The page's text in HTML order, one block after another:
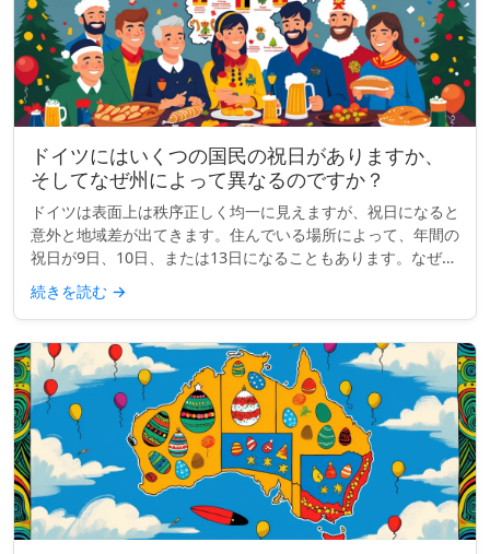
ドイツにはいくつの国民の祝日がありますか、
そしてなぜ州によって異なるのですか？
ドイツは表面上は秩序正しく均一に見えますが、祝日になると
意外と地域差が出てきます。住んでいる場所によって、年間の
祝日が9日、10日、または13日になることもあります。なぜで
しょうか？ クイックインサイト： ドイツには全国共通の祝日
が9日あり...
続きを読む →